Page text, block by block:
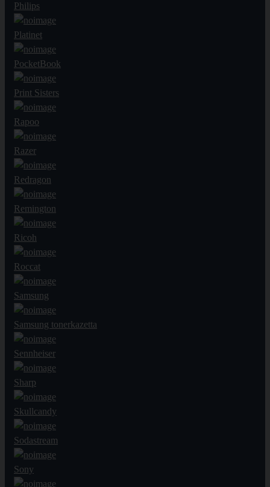
Philips
Platinet
PocketBook
Print Sisters
Rapoo
Razer
Redragon
Remington
Ricoh
Roccat
Samsung
Samsung tonerkazetta
Sennheiser
Sharp
Skullcandy
Sodastream
Sony